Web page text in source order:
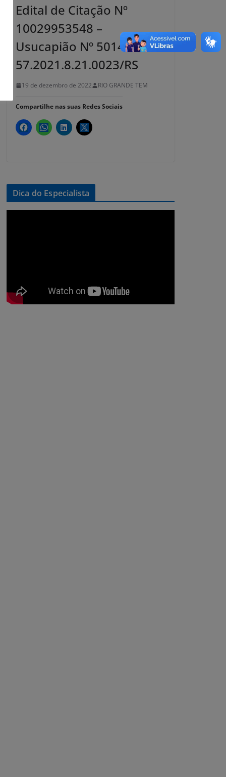
Edital de Citação Nº
10029953548 –
Usucapião Nº 5014446-
57.2021.8.21.0023/RS
19 de dezembro de 2022 RIO GRANDE TEM
Compartilhe nas suas Redes Sociais
Dica do Especialista